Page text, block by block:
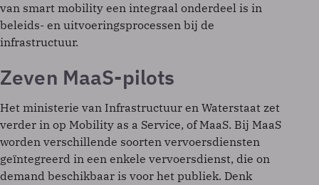
van smart mobility een integraal onderdeel is in
beleids- en uitvoeringsprocessen bij de
infrastructuur.
Zeven MaaS-pilots
Het ministerie van Infrastructuur en Waterstaat zet
verder in op Mobility as a Service, of MaaS. Bij MaaS
worden verschillende soorten vervoersdiensten
geïntegreerd in een enkele vervoersdienst, die on
demand beschikbaar is voor het publiek. Denk